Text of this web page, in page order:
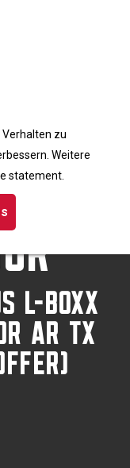
L-BOXX
AR TX
Verhalten zu
Weitere
statement.